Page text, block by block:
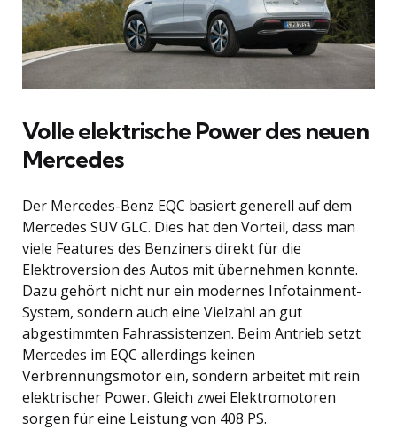
Volle elektrische Power des neuen
Mercedes
Der Mercedes-Benz EQC basiert generell auf dem
Mercedes SUV GLC. Dies hat den Vorteil, dass man
viele Features des Benziners direkt für die
Elektroversion des Autos mit übernehmen konnte.
Dazu gehört nicht nur ein modernes Infotainment-
System, sondern auch eine Vielzahl an gut
abgestimmten Fahrassistenzen. Beim Antrieb setzt
Mercedes im EQC allerdings keinen
Verbrennungsmotor ein, sondern arbeitet mit rein
elektrischer Power. Gleich zwei Elektromotoren
sorgen für eine Leistung von 408 PS.